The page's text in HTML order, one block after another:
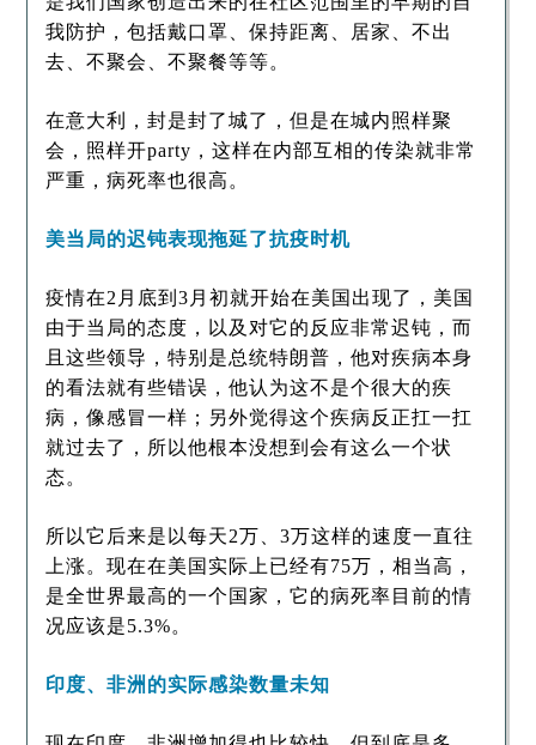
我防护，包括戴口罩、保持距离、居家、不出
去、不聚会、不聚餐等等。
在意大利，封是封了城了，但是在城内照样聚
会，照样开party，这样在内部互相的传染就非常
严重，病死率也很高。
美当局的迟钝表现拖延了抗疫时机
疫情在2月底到3月初就开始在美国出现了，美国
由于当局的态度，以及对它的反应非常迟钝，而
且这些领导，特别是总统特朗普，他对疾病本身
的看法就有些错误，他认为这不是个很大的疾
病，像感冒一样；另外觉得这个疾病反正扛一扛
就过去了，所以他根本没想到会有这么一个状
态。
所以它后来是以每天2万、3万这样的速度一直往
上涨。现在在美国实际上已经有75万，相当高，
是全世界最高的一个国家，它的病死率目前的情
况应该是5.3%。
印度、非洲的实际感染数量未知